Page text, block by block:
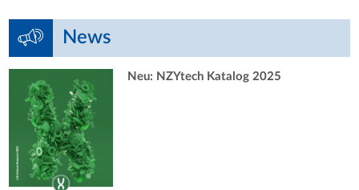
News
Neu: NZYtech Katalog 2025